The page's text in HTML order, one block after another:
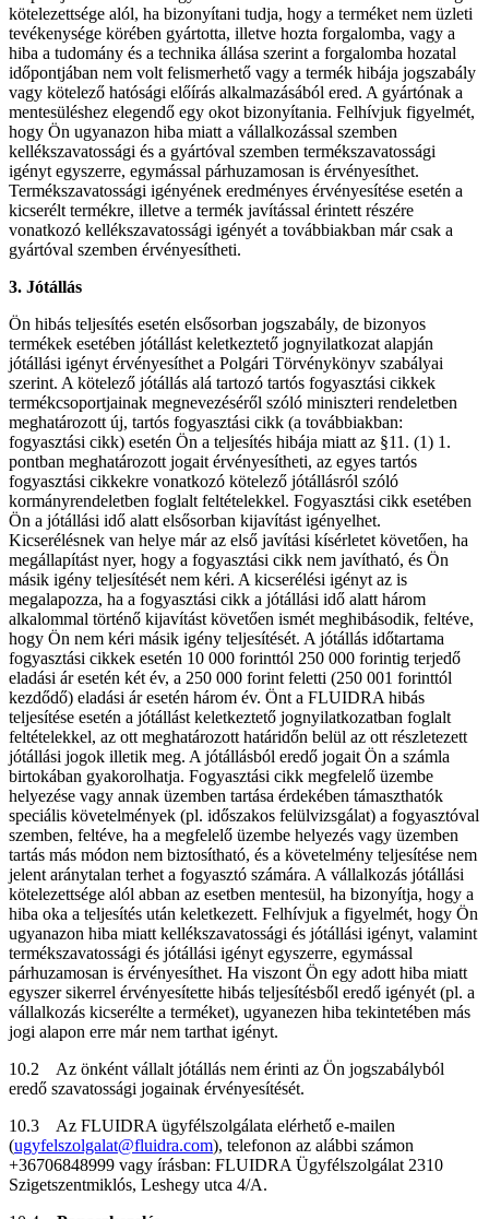
kötelezettsége alól, ha bizonyítani tudja, hogy a terméket nem üzleti
tevékenysége körében gyártotta, illetve hozta forgalomba, vagy a
hiba a tudomány és a technika állása szerint a forgalomba hozatal
időpontjában nem volt felismerhető vagy a termék hibája jogszabály
vagy kötelező hatósági előírás alkalmazásából ered. A gyártónak a
mentesüléshez elegendő egy okot bizonyítania. Felhívjuk figyelmét,
hogy Ön ugyanazon hiba miatt a vállalkozással szemben
kellékszavatossági és a gyártóval szemben termékszavatossági
igényt egyszerre, egymással párhuzamosan is érvényesíthet.
Termékszavatossági igényének eredményes érvényesítése esetén a
kicserélt termékre, illetve a termék javítással érintett részére
vonatkozó kellékszavatossági igényét a továbbiakban már csak a
gyártóval szemben érvényesítheti.
3. Jótállás
Ön hibás teljesítés esetén elsősorban jogszabály, de bizonyos
termékek esetében jótállást keletkeztető jognyilatkozat alapján
jótállási igényt érvényesíthet a Polgári Törvénykönyv szabályai
szerint. A kötelező jótállás alá tartozó tartós fogyasztási cikkek
termékcsoportjainak megnevezéséről szóló miniszteri rendeletben
meghatározott új, tartós fogyasztási cikk (a továbbiakban:
fogyasztási cikk) esetén Ön a teljesítés hibája miatt az §11. (1) 1.
pontban meghatározott jogait érvényesítheti, az egyes tartós
fogyasztási cikkekre vonatkozó kötelező jótállásról szóló
kormányrendeletben foglalt feltételekkel. Fogyasztási cikk esetében
Ön a jótállási idő alatt elsősorban kijavítást igényelhet.
Kicserélésnek van helye már az első javítási kísérletet követően, ha
megállapítást nyer, hogy a fogyasztási cikk nem javítható, és Ön
másik igény teljesítését nem kéri. A kicserélési igényt az is
megalapozza, ha a fogyasztási cikk a jótállási idő alatt három
alkalommal történő kijavítást követően ismét meghibásodik, feltéve,
hogy Ön nem kéri másik igény teljesítését. A jótállás időtartama
fogyasztási cikkek esetén 10 000 forinttól 250 000 forintig terjedő
eladási ár esetén két év, a 250 000 forint feletti (250 001 forinttól
kezdődő) eladási ár esetén három év. Önt a FLUIDRA hibás
teljesítése esetén a jótállást keletkeztető jognyilatkozatban foglalt
feltételekkel, az ott meghatározott határidőn belül az ott részletezett
jótállási jogok illetik meg. A jótállásból eredő jogait Ön a számla
birtokában gyakorolhatja. Fogyasztási cikk megfelelő üzembe
helyezése vagy annak üzemben tartása érdekében támaszthatók
speciális követelmények (pl. időszakos felülvizsgálat) a fogyasztóval
szemben, feltéve, ha a megfelelő üzembe helyezés vagy üzemben
tartás más módon nem biztosítható, és a követelmény teljesítése nem
jelent aránytalan terhet a fogyasztó számára. A vállalkozás jótállási
kötelezettsége alól abban az esetben mentesül, ha bizonyítja, hogy a
hiba oka a teljesítés után keletkezett. Felhívjuk a figyelmét, hogy Ön
ugyanazon hiba miatt kellékszavatossági és jótállási igényt, valamint
termékszavatossági és jótállási igényt egyszerre, egymással
párhuzamosan is érvényesíthet. Ha viszont Ön egy adott hiba miatt
egyszer sikerrel érvényesítette hibás teljesítésből eredő igényét (pl. a
vállalkozás kicserélte a terméket), ugyanezen hiba tekintetében más
jogi alapon erre már nem tarthat igényt.
10.2 Az önként vállalt jótállás nem érinti az Ön jogszabályból
eredő szavatossági jogainak érvényesítését.
10.3 Az FLUIDRA ügyfélszolgálata elérhető e-mailen
(ugyfelszolgalat@fluidra.com), telefonon az alábbi számon
+36706848999 vagy írásban: FLUIDRA Ügyfélszolgálat 2310
Szigetszentmiklós, Leshegy utca 4/A.